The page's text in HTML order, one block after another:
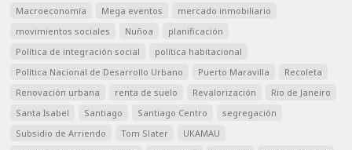
Macroeconomía
Mega eventos
mercado inmobiliario
movimientos sociales
Nuñoa
planificación
Política de integración social
política habitacional
Política Nacional de Desarrollo Urbano
Puerto Maravilla
Recoleta
Renovación urbana
renta de suelo Revalorización
Rio de Janeiro
Santa Isabel
Santiago Santiago Centro
segregación
Subsidio de Arriendo
Tom Slater
UKAMAU